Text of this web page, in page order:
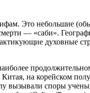
Это небольшие
— «саби».
духовные
на корейском
споры